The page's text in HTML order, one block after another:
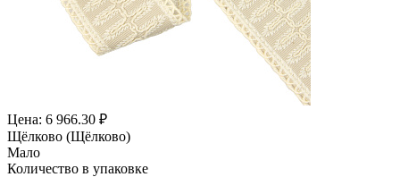
Цена: 6 966.30 ₽
Щёлково (Щёлково)
Мало
Количество в упаковке